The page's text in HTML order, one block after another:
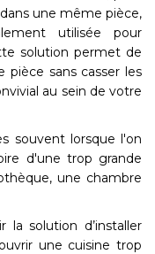
une même pièce,
utilisée pour
solution permet de
pièce sans casser les
au sein de votre
souvent lorsque l'on
d'une trop grande
une chambre
solution d’installer
une cuisine trop